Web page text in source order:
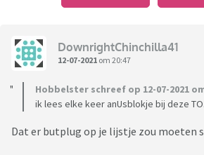
DownrightChinchilla41
12-07-2021 om 20:47
Hobbelster schreef op 12-07-2021
ik lees elke keer anUsblokje bij deze
Dat er butplug op je lijstje zou moeten